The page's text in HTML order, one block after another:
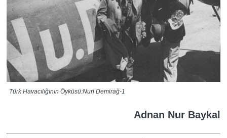
Türk Havacılığının Öyküsü:Nuri Demirağ-1
Adnan Nur Baykal